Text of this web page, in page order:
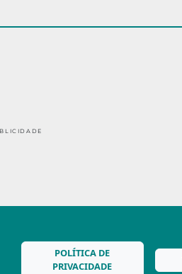
POLÍTICA DE
PRIVACIDADE